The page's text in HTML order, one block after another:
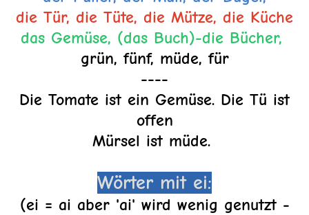
die Tür, die Tüte, die Mütze, die Küche
das Gemüse, (das Buch)-die Bücher,
grün, fünf, müde, für
----
Die Tomate ist ein Gemüse. Die Tü ist
offen
Mürsel ist müde.
Wörter mit ei:
(ei = ai aber 'ai' wird wenig genutzt -